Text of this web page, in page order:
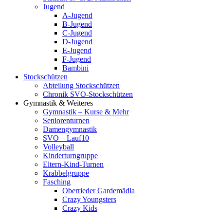
Jugend
A-Jugend
B-Jugend
C-Jugend
D-Jugend
E-Jugend
F-Jugend
Bambini
Stockschützen
Abteilung Stockschützen
Chronik SVO-Stockschützen
Gymnastik & Weiteres
Gymnastik – Kurse & Mehr
Seniorenturnen
Damengymnastik
SVO – Lauf10
Volleyball
Kinderturngruppe
Eltern-Kind-Turnen
Krabbelgruppe
Fasching
Oberrieder Gardemädla
Crazy Youngsters
Crazy Kids